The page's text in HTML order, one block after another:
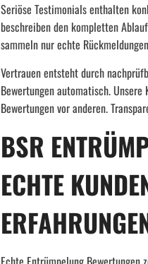
Seriöse Testimonials enthalten
beschreiben den kompletten
sammeln nur echte
Vertrauen entsteht durch
Bewertungen automatisch.
Bewertungen vor anderen.
BSR
ECHTE